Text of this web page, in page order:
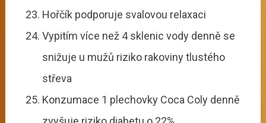
Hořčík podporuje svalovou relaxaci
Vypitím více než 4 sklenic vody denně se
snižuje u mužů riziko rakoviny tlustého
střeva
Konzumace 1 plechovky Coca Coly denně